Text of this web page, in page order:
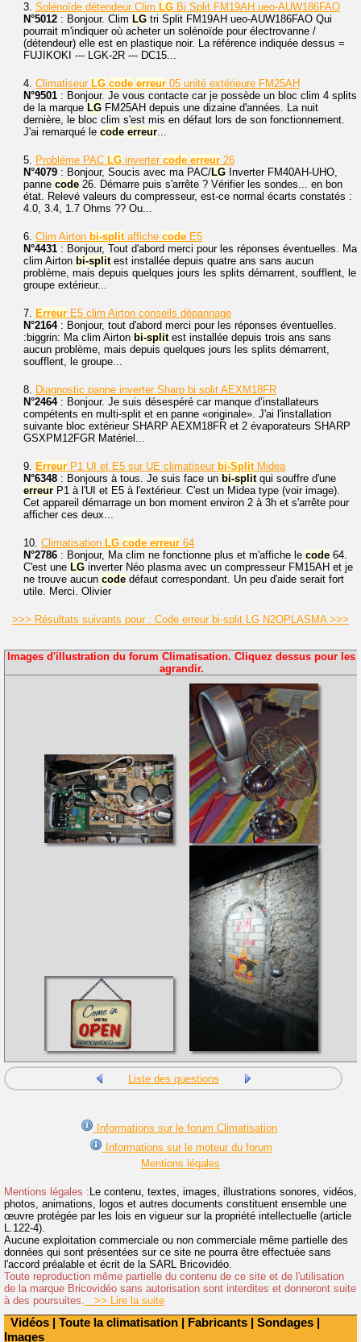
Vidéos | Toute la climatisation | Fabricants | Sondages |
Images
3. Solénoïde détendeur Clim LG Bi Split FM19AH ueo-AUW186FAO
N°5012 : Bonjour. Clim LG tri Split FM19AH ueo-AUW186FAO Qui
pourrait m'indiquer où acheter un solénoïde pour électrovanne /
(détendeur) elle est en plastique noir. La référence indiquée dessus =
FUJIKOKI --- LGK-2R --- DC15...
4. Climatiseur LG code erreur 05 unité extérieure FM25AH
N°9501 : Bonjour. Je vous contacte car je possède un bloc clim 4 splits
de la marque LG FM25AH depuis une dizaine d'années. La nuit
dernière, le bloc clim s'est mis en défaut lors de son fonctionnement.
J'ai remarqué le code erreur...
5. Problème PAC LG inverter code erreur 26
N°4079 : Bonjour, Soucis avec ma PAC/LG Inverter FM40AH-UHO,
panne code 26. Démarre puis s'arrête ? Vérifier les sondes... en bon
état. Relevé valeurs du compresseur, est-ce normal écarts constatés :
4.0, 3.4, 1.7 Ohms ?? Ou...
6. Clim Airton bi-splitaffiche code E5
N°4431 : Bonjour, Tout d'abord merci pour les réponses éventuelles. Ma
clim Airton bi-splitest installée depuis quatre ans sans aucun
problème, mais depuis quelques jours les splits démarrent, soufflent, le
groupe extérieur...
7. Erreur E5 clim Airton conseils dépannage
N°2164: Bonjour, tout d'abord merci pour les réponses éventuelles.
:biggrin: Ma clim Airton bi-splitest installée depuis trois ans sans
aucun problème, mais depuis quelques jours les splits démarrent,
soufflent, le groupe...
8. Diagnostic panne inverter Sharp bi split AEXM18FR
N°2464: Bonjour. Je suis désespéré car manque d’installateurs
compétents en multi-split et en panne «originale». J'ai l'installation
suivante bloc extérieur SHARP AEXM18FR et 2 évaporateurs SHARP
GSXPM12FGR Matériel...
9. Erreur P1 UI et E5 sur UE climatiseur bi-SplitMidea
N°6348 : Bonjours à tous. Je suis face un bi-splitqui souffre d'une
erreur P1 à l'UI et E5 à l'extérieur. C'est un Midea type (voir image).
Cet appareil démarrage un bon moment environ 2 à 3h et s'arrête pour
afficher ces deux...
10. Climatisation LG code erreur 64
N°2786 : Bonjour, Ma clim ne fonctionne plus et m'affiche le code 64.
C'est une LG inverter Néo plasma avec un compresseur FM15AH et je
ne trouve aucun code défaut correspondant. Un peu d'aide serait fort
utile. Merci. Olivier
>>> Résultats suivants pour : Code erreur bi-split LG N2OPLASMA >>>
Images d'illustration du forum Climatisation. Cliquez dessus pour les
agrandir.
Liste des questions
Informations sur le forum Climatisation
Informations sur le moteur du forum
Mentions légales
Mentions légales : Le contenu, textes, images, illustrations sonores, vidéos,
photos, animations, logos et autres documents constituent ensemble une
œuvre protégée par les lois en vigueur sur la propriété intellectuelle (article
L.122-4).
Aucune exploitation commerciale ou non commerciale même partielle des
données qui sont présentées sur ce site ne pourra être effectuée sans
l'accord préalable et écrit de la SARL Bricovidéo.
Toute reproduction même partielle du contenu de ce site et de l'utilisation
de la marque Bricovidéo sans autorisation sont interdites et donneront suite
à des poursuites. >> Lire la suite